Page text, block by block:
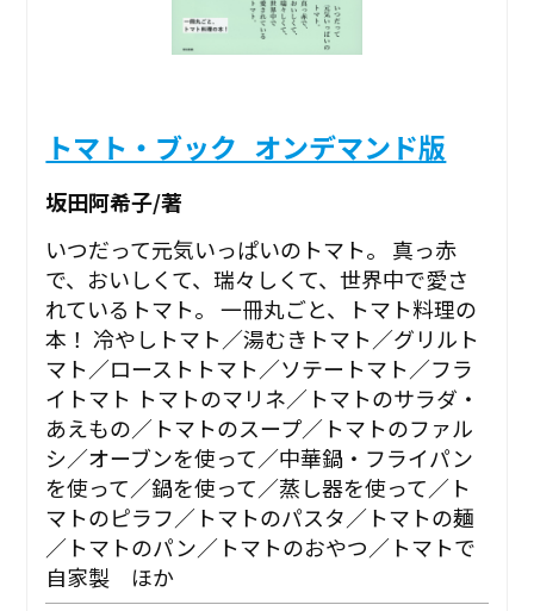
トマト・ブック_オンデマンド版
坂田阿希子/著
いつだって元気いっぱいのトマト。 真っ赤
で、おいしくて、瑞々しくて、世界中で愛さ
れているトマト。 一冊丸ごと、トマト料理の
本！ 冷やしトマト／湯むきトマト／グリルト
マト／ローストトマト／ソテートマト／フラ
イトマト トマトのマリネ／トマトのサラダ・
あえもの／トマトのスープ／トマトのファル
シ／オーブンを使って／中華鍋・フライパン
を使って／鍋を使って／蒸し器を使って／ト
マトのピラフ／トマトのパスタ／トマトの麺
／トマトのパン／トマトのおやつ／トマトで
自家製 ほか